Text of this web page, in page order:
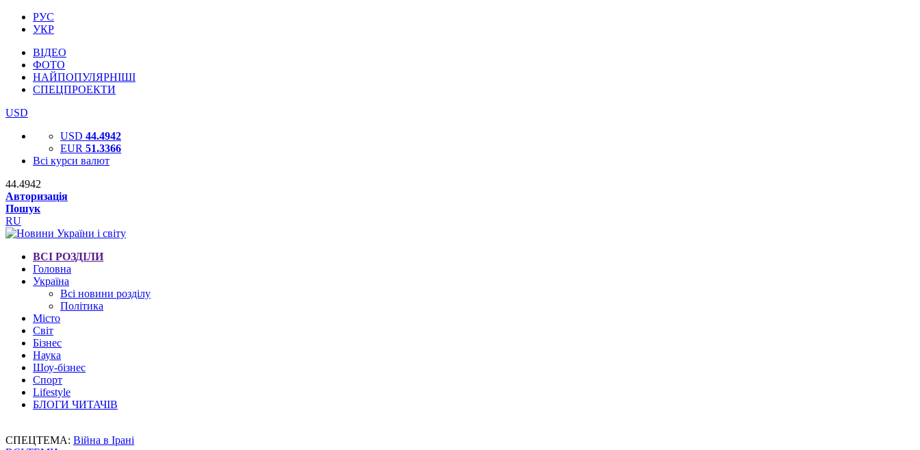
РУС
УКР
ВІДЕО
ФОТО
НАЙПОПУЛЯРНІШІ
СПЕЦПРОЕКТИ
USD
USD 44.4942
EUR 51.3366
Всі курси валют
44.4942
Авторизація
Пошук
RU
ВСІ РОЗДІЛИ
Головна
Україна
Всі новини розділу
Політика
Місто
Світ
Бізнес
Наука
Шоу-бізнес
Спорт
Lifestyle
БЛОГИ ЧИТАЧІВ
СПЕЦТЕМА: Війна в Ірані